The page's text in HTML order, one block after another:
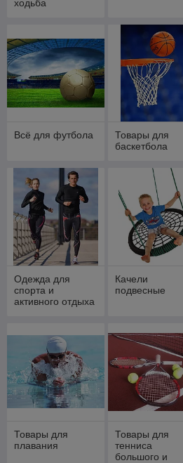
ходьба
Всё для футбола
Товары для
баскетбола
Одежда для
спорта и
активного отдыха
Качели
подвесные
Товары для
плавания
Товары для
тенниса
большого и